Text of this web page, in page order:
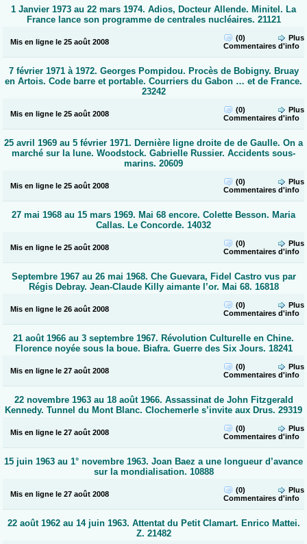
1 Janvier 1973 au 22 mars 1974. Adios, Docteur Allende. Minitel. La
France lance son programme de centrales nucléaires. 21121
Mis en ligne le 25 août 2008
(0)
Commentaires
Plus
d'info
7 février 1971 à 1972. Georges Pompidou. Procès de Bobigny. Bruay
en Artois. Code barre et portable. Courriers du Gabon … et de France.
23242
Mis en ligne le 25 août 2008
(0)
Commentaires
Plus
d'info
25 avril 1969 au 5 février 1971. Dernière ligne droite de de Gaulle. On a
marché sur la lune. Woodstock. Gabrielle Russier. Accidents sous-
marins. 20609
Mis en ligne le 25 août 2008
(0)
Commentaires
Plus
d'info
27 mai 1968 au 15 mars 1969. Mai 68 encore. Colette Besson. Maria
Callas. Le Concorde. 14032
Mis en ligne le 25 août 2008
(0)
Commentaires
Plus
d'info
Septembre 1967 au 26 mai 1968. Che Guevara, Fidel Castro vus par
Régis Debray. Jean-Claude Killy aimante l’or. Mai 68. 16818
Mis en ligne le 26 août 2008
(0)
Commentaires
Plus
d'info
21 août 1966 au 3 septembre 1967. Révolution Culturelle en Chine.
Florence noyée sous la boue. Biafra. Guerre des Six Jours. 18241
Mis en ligne le 27 août 2008
(0)
Commentaires
Plus
d'info
22 novembre 1963 au 18 août 1966. Assassinat de John Fitzgerald
Kennedy. Tunnel du Mont Blanc. Clochemerle s’invite aux Drus. 29319
Mis en ligne le 27 août 2008
(0)
Commentaires
Plus
d'info
15 juin 1963 au 1° novembre 1963. Joan Baez a une longueur d’avance
sur la mondialisation. 10888
Mis en ligne le 27 août 2008
(0)
Commentaires
Plus
d'info
22 août 1962 au 14 juin 1963. Attentat du Petit Clamart. Enrico Mattei.
Z. 21482